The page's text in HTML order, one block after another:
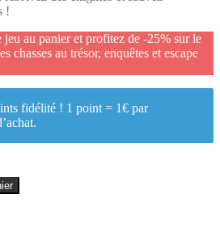
!
jeu au panier et profitez de -25% sur le
chasses au trésor, enquêtes et escape
fidélité ! 1 point = 1€ par